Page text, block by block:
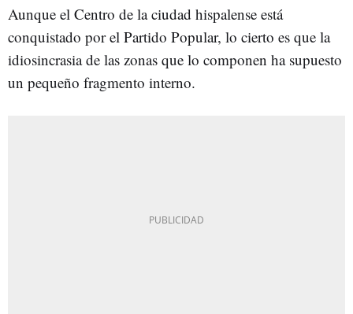
Aunque el Centro de la ciudad hispalense está
conquistado por el Partido Popular, lo cierto es que la
idiosincrasia de las zonas que lo componen ha supuesto
un pequeño fragmento interno.